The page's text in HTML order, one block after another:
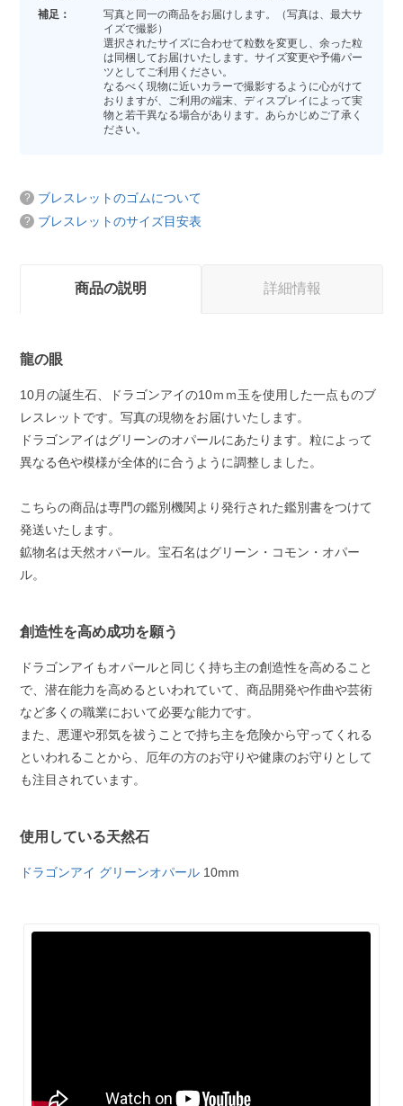
補足：
写真と同一の商品をお届けします。（写真は、最大サ
イズで撮影）
選択されたサイズに合わせて粒数を変更し、余った粒
は同梱してお届けいたします。サイズ変更や予備パー
ツとしてご利用ください。
なるべく現物に近いカラーで撮影するように心がけて
おりますが、ご利用の端末、ディスプレイによって実
物と若干異なる場合があります。あらかじめご了承く
ださい。
ブレスレットのゴムについて
ブレスレットのサイズ目安表
商品の説明 詳細情報
龍の眼
10月の誕生石、ドラゴンアイの10ｍｍ玉を使用した一点ものブ
レスレットです。写真の現物をお届けいたします。
ドラゴンアイはグリーンのオパールにあたります。粒によって
異なる色や模様が全体的に合うように調整しました。
こちらの商品は専門の鑑別機関より発行された鑑別書をつけて
発送いたします。
鉱物名は天然オパール。宝石名はグリーン・コモン・オパー
ル。
創造性を高め成功を願う
ドラゴンアイもオパールと同じく持ち主の創造性を高めること
で、潜在能力を高めるといわれていて、商品開発や作曲や芸術
など多くの職業において必要な能力です。
また、悪運や邪気を祓うことで持ち主を危険から守ってくれる
といわれることから、厄年の方のお守りや健康のお守りとして
も注目されています。
使用している天然石
ドラゴンアイ グリーンオパール 10mm